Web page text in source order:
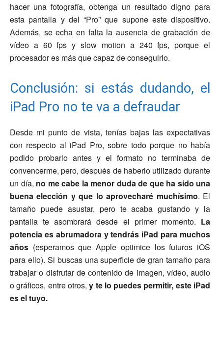
hacer una fotografía, obtenga un resultado digno para
esta pantalla y del “Pro” que supone este dispositivo.
Además, se echa en falta la ausencia de grabación de
vídeo a 60 fps y slow motion a 240 fps, porque el
procesador es más que capaz de conseguirlo.
Conclusión: si estás dudando, el
iPad Pro no te va a defraudar
Desde mi punto de vista, tenías bajas las expectativas
con respecto al iPad Pro, sobre todo porque no había
podido probarlo antes y el formato no terminaba de
convencerme, pero, después de haberlo utilizado durante
un día, no me cabe la menor duda de que ha sido una
buena elección y que lo aprovecharé muchísimo. El
tamaño puede asustar, pero te acaba gustando y la
pantalla te asombrará desde el primer momento. La
potencia es abrumadora y tendrás iPad para muchos
años (esperamos que Apple optimice los futuros iOS
para ello). Si buscas una superficie de gran tamaño para
trabajar o disfrutar de contenido de imagen, vídeo, audio
o gráficos, entre otros, y te lo puedes permitir, este iPad
es el tuyo.